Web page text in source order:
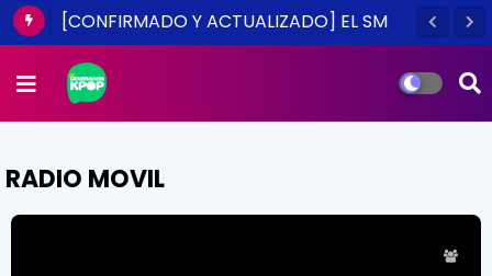
[CONFIRMADO Y ACTUALIZADO] EL SM
2014
RADIO MOVIL